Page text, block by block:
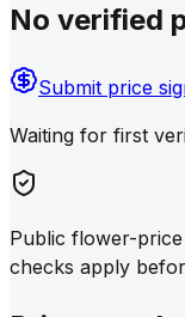
No verified
Submit price
Waiting for first
Public flower-
checks apply